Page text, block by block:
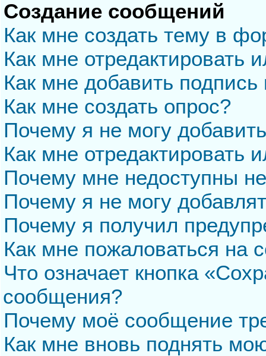
Создание сообщений
Как мне создать тему в
Как мне отредактировать
Как мне добавить
Как мне создать опрос?
Почему я не могу
Как мне отредактировать
Почему мне недоступны
Почему я не могу
Почему я получил
Как мне пожаловаться на
Что означает кнопка
сообщения?
Почему моё сообщение
Как мне вновь поднять